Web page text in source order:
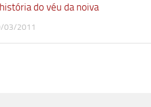
do véu da noiva
03/2011